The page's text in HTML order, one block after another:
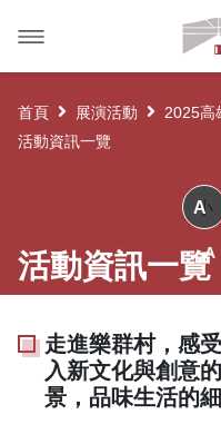
首頁 展演活動 2025高
活動資訊一覽
小
活動資訊一覽
走進樂群村，感
入新文化與創意
景，品味生活的